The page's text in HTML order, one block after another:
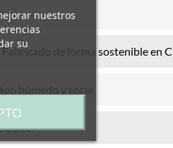
de forma sostenible en
húmedo y secar.
nuestros
su